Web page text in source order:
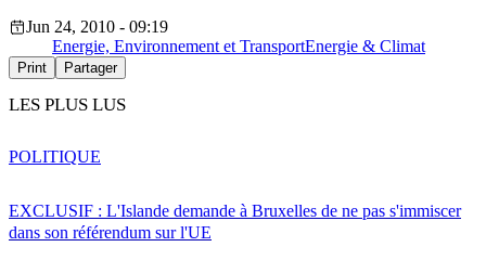
Jun 24, 2010 - 09:19
Energie, Environnement et TransportEnergie & Climat
Print Partager
LES PLUS LUS
EXCLUSIF : L'Islande demande à Bruxelles de ne pas s'immiscer
dans son référendum sur l'UE
POLITIQUE